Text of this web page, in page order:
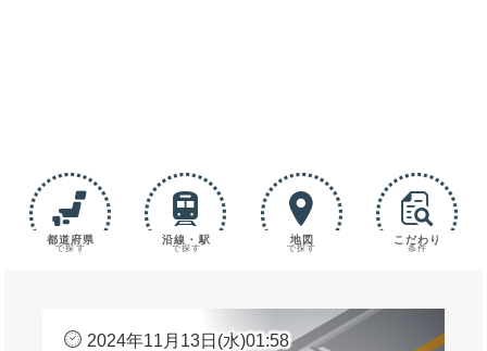
都道府県
で探す
沿線・駅
で探す
地図
で探す
こだわり
条件
2024年11月13日(水)01:58